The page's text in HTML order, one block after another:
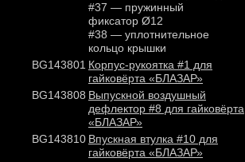
#37 — пружинный
фиксатор Ø12
#38 — уплотнительное
кольцо крышки
BG143801 Корпус-рукоятка #1 для
гайковёрта «БЛАЗАР»
BG143808 Выпускной воздушный
дефлектор #8 для гайковёрта
«БЛАЗАР»
BG143810 Впускная втулка #10 для
гайковёрта «БЛАЗАР»